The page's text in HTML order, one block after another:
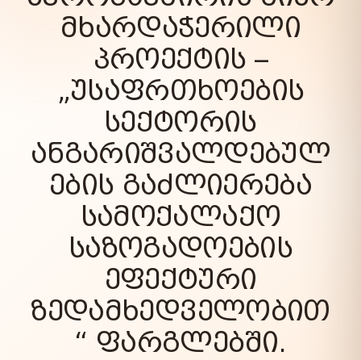
ᲛᲮᲐᲠᲓᲐᲭᲔᲠᲘᲚᲘ
ᲞᲠᲝᲔᲥᲢᲘᲡ –
„ᲣᲡᲐᲤᲠᲗᲮᲝᲔᲑᲘᲡ
ᲡᲔᲥᲢᲝᲠᲘᲡ
ᲐᲜᲒᲐᲠᲘᲨᲕᲐᲚᲓᲔᲑᲣᲚ
ᲔᲑᲘᲡ ᲒᲐᲫᲚᲘᲔᲠᲔᲑᲐ
ᲡᲐᲛᲝᲥᲐᲚᲐᲥᲝ
ᲡᲐᲖᲝᲒᲐᲓᲝᲔᲑᲘᲡ
ᲔᲤᲔᲥᲢᲣᲠᲘ
ᲖᲔᲓᲐᲛᲮᲔᲓᲕᲔᲚᲝᲑᲘᲗ
“ ᲤᲐᲠᲒᲚᲔᲑᲨᲘ.